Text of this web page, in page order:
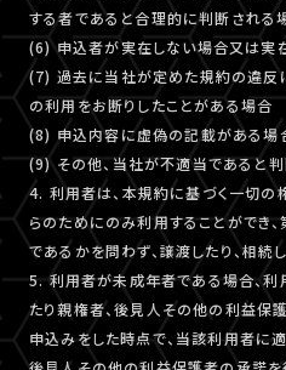
する者であると合理的に判断される
(6) 申込者が実在しない場合又は実
(7) 過去に当社が定めた規約の違反
の利用をお断りしたことがある場合
(8) 申込内容に虚偽の記載がある場
(9) その他、当社が不適当であると
4. 利用者は、本規約に基づく一切の権
らのためにのみ利用することができ
であるかを問わず、譲渡したり、相続
5. 利用者が未成年者である場合、
たり親権者、後見人その他の利益保
申込みをした時点で、当該利用者に